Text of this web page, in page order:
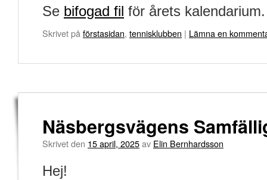
Se bifogad fil för årets kalendarium.
Skrivet på förstasidan, tennisklubben | Lämna en
Näsbergsvägens
Skrivet den 15 april, 2025av Elin Bernhardsson
Hej!